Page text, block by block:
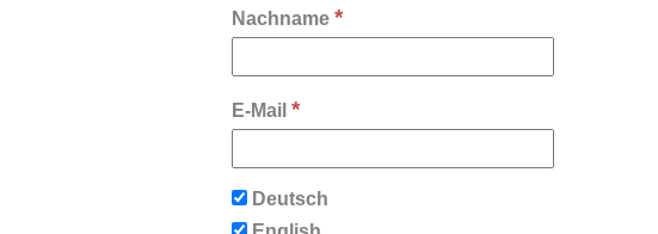
Nachname *
E-Mail *
Deutsch